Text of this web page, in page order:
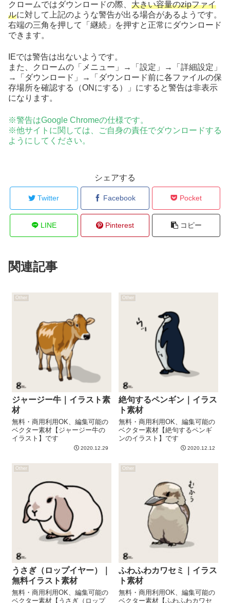
クロームではダウンロードの際、 大きい容量のzipファイ
ルに対して上記のような警告が出る場合があるようです。
右端の三角を押して「継続」を押すと正常にダウンロード
できます。
IEでは警告は出ないようです。
また、クロームの「メニュー」→「設定」→「詳細設定」
→「ダウンロード」→「ダウンロード前に各ファイルの保
存場所を確認する（ONにする）」にすると警告は非表示
になります。
※警告はGoogle Chromeの仕様です。
※他サイトに関しては、ご自身の責任でダウンロードする
ようにしてください。
シェアする
Twitter Facebook Pocket
LINE Pinterest コピー
関連記事
Other
ジャージー牛｜イラスト素
材
無料・商用利用OK、編集可能の
ベクター素材【ジャージー牛の
イラスト】です
2020.12.29
Other
絶句するペンギン｜イラス
ト素材
無料・商用利用OK、編集可能の
ベクター素材【絶句するペンギ
ンのイラスト】です
2020.12.12
Other
うさぎ（ロップイヤー）｜
無料イラスト素材
無料・商用利用OK、編集可能の
ベクター素材【うさぎ（ロップ
Other
ふわふわカワセミ｜イラス
ト素材
無料・商用利用OK、編集可能の
ベクター素材【ふわふわカワセ